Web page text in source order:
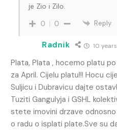
je Zio i Zilo.
0 0 Reply
Radnik 10
Plata, Plata , hocemo platu
za April. Cijelu platu!!! Hocu
Suljicu i Dubravicu dajte
Tuziti Gangulyja i GSHL
stete imovini drzave odnosno
o radu o isplati plate.Sve su